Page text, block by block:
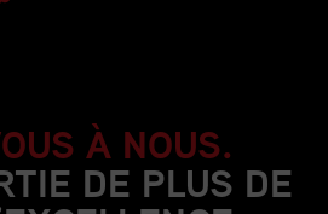
À NOUS.
DE PLUS DE